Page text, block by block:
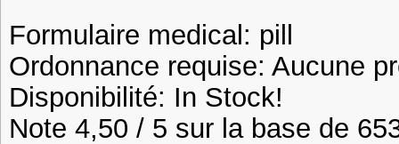
Formulaire medical: pill
Ordonnance requise: Aucune
Disponibilité: In Stock!
Note 4,50 / 5 sur la base de